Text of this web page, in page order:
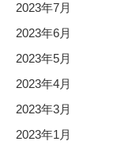
2023年7月
2023年6月
2023年5月
2023年4月
2023年3月
2023年1月